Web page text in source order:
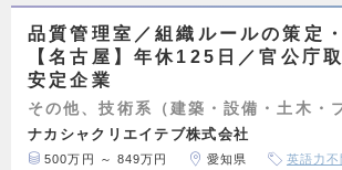
品質管理室／組織ルールの策定
【名古屋】年休125日／官公庁
安定企業
その他、技術系（建築・設備・土木・
ナカシャクリエイテブ株式会社
500万円 ～ 849万円 愛知県 英語力不